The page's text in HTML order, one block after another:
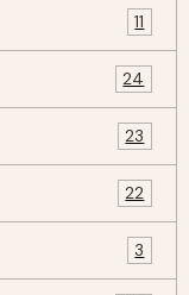
11
24
23
22
3